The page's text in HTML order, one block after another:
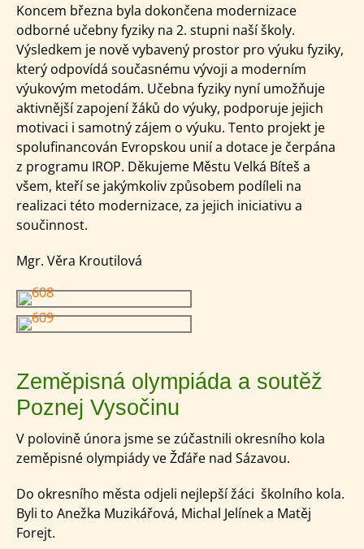
Koncem března byla dokončena modernizace
odborné učebny fyziky na 2. stupni naší školy.
Výsledkem je nově vybavený prostor pro výuku fyziky,
který odpovídá současnému vývoji a moderním
výukovým metodám. Učebna fyziky nyní umožňuje
aktivnější zapojení žáků do výuky, podporuje jejich
motivaci i samotný zájem o výuku. Tento projekt je
spolufinancován Evropskou unií a dotace je čerpána
z programu IROP. Děkujeme Městu Velká Bíteš a
všem, kteří se jakýmkoliv způsobem podíleli na
realizaci této modernizace, za jejich iniciativu a
součinnost.
Mgr. Věra Kroutilová
Zeměpisná olympiáda a soutěž
Poznej Vysočinu
V polovině února jsme se zúčastnili okresního kola
zeměpisné olympiády ve Žďáře nad Sázavou.
Do okresního města odjeli nejlepší žáci školního kola.
Byli to Anežka Muzikářová, Michal Jelínek a Matěj
Forejt.